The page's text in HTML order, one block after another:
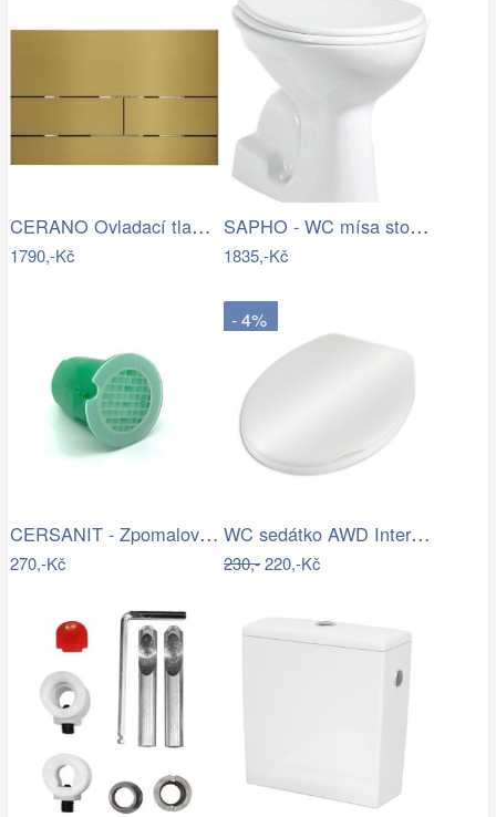
CERANO Ovladací tlačítko WC modulů Lite…
1790,-Kč
SAPHO - WC mísa stojící, 36x54cm,…
1835,-Kč
CERSANIT - Zpomalovač vody do WC mísy…
270,-Kč
- 4%
WC sedátko AWD Interior polypropylen…
230,-220,-Kč